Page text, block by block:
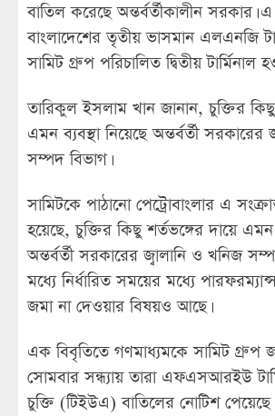
বাতিল করেছে অন্তর্বর্তীকালীন সরকার। এ
বাংলাদেশের তৃতীয় ভাসমান এলএনজি
সামিট গ্রুপ পরিচালিত দ্বিতীয় টার্মিনাল
তারিকুল ইসলাম খান জানান, চুক্তির কিছু
এমন ব্যবস্থা নিয়েছে অন্তর্বর্তী সরকারের
সম্পদ বিভাগ।
সামিটকে পাঠানো পেট্রোবাংলার এ
হয়েছে, চুক্তির কিছু শর্তভঙ্গের দায়ে এমন
অন্তর্বর্তী সরকারের জ্বালানি ও খনিজ
মধ্যে নির্ধারিত সময়ের মধ্যে পারফরম্যান্স
জমা না দেওয়ার বিষয়ও আছে।
এক বিবৃতিতে গণমাধ্যমকে সামিট গ্রুপ
সোমবার সন্ধ্যায় তারা এফএসআরইউ
চুক্তি (টিইউএ) বাতিলের নোটিশ